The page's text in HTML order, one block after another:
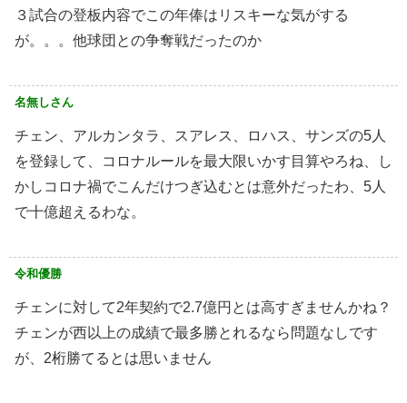
３試合の登板内容でこの年俸はリスキーな気がする
が。。。他球団との争奪戦だったのか
名無しさん
チェン、アルカンタラ、スアレス、ロハス、サンズの5人
を登録して、コロナルールを最大限いかす目算やろね、し
かしコロナ禍でこんだけつぎ込むとは意外だったわ、5人
で十億超えるわな。
令和優勝
チェンに対して2年契約で2.7億円とは高すぎませんかね？
チェンが西以上の成績で最多勝とれるなら問題なしです
が、2桁勝てるとは思いません